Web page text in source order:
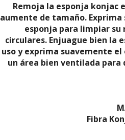
Remoja la esponja konjac
aumente de tamaño. Exprima
esponja para limpiar
circulares. Enjuague bien la
uso y exprima suavemente el
un área bien ventilada para
Fibra